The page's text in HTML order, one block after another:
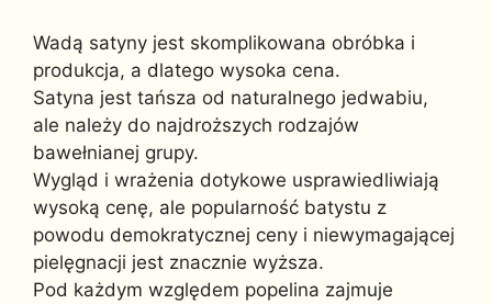
Wadą satyny jest skomplikowana obróbka i
produkcja, a dlatego wysoka cena.
Satyna jest tańsza od naturalnego jedwabiu,
ale należy do najdroższych rodzajów
bawełnianej grupy.
Wygląd i wrażenia dotykowe usprawiedliwiają
wysoką cenę, ale popularność batystu z
powodu demokratycznej ceny i niewymagającej
pielęgnacji jest znacznie wyższa.
Pod każdym względem popelina zajmuje